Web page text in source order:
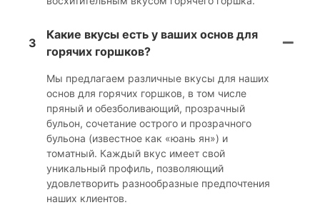
3
Какие вкусы есть у ваших основ для
горячих горшков?
Мы предлагаем различные вкусы для наших
основ для горячих горшков, в том числе
пряный и обезболивающий, прозрачный
бульон, сочетание острого и прозрачного
бульона (известное как «юань ян») и
томатный. Каждый вкус имеет свой
уникальный профиль, позволяющий
удовлетворить разнообразные предпочтения
наших клиентов.